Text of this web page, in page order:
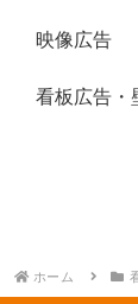
映像広告
看板広告・
ホーム